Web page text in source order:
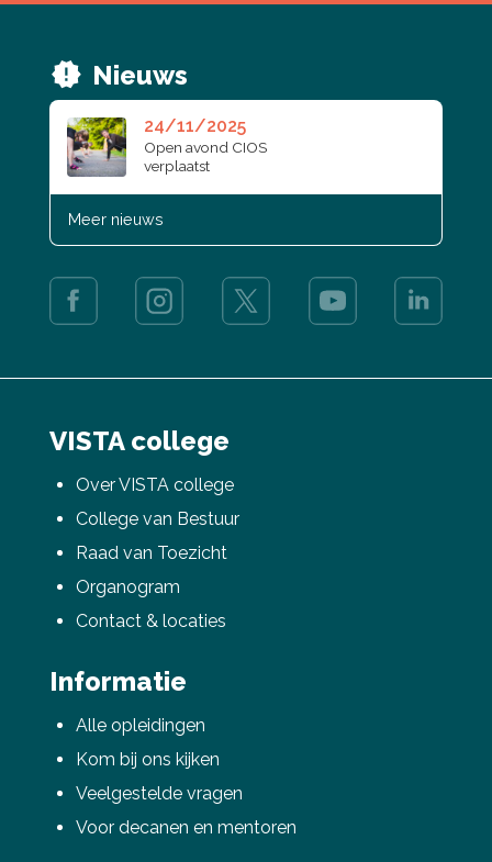
Nieuws
24/11/2025
Open avond CIOS
verplaatst
Meer nieuws
VISTA college
Over VISTA college
College van Bestuur
Raad van Toezicht
Organogram
Contact & locaties
Informatie
Alle opleidingen
Kom bij ons kijken
Veelgestelde vragen
Voor decanen en mentoren